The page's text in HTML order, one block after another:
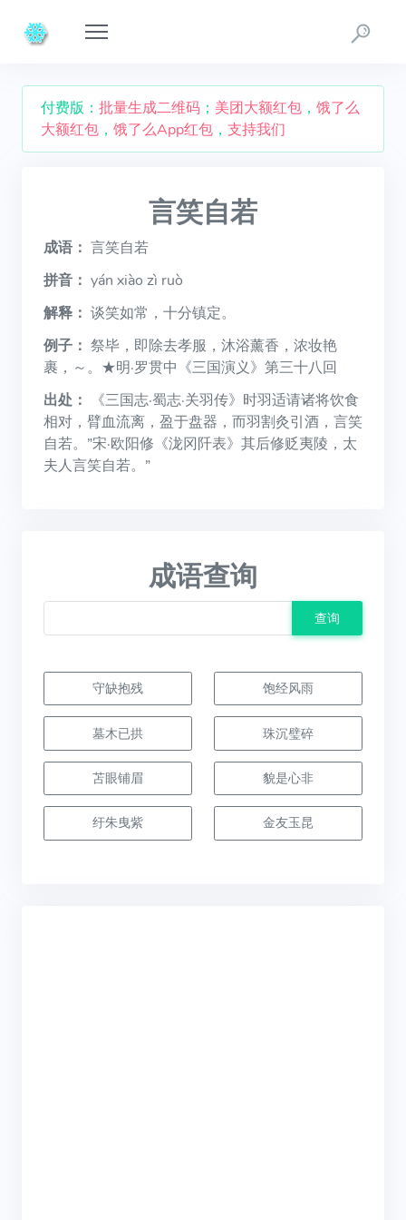
付费版： 批量生成二维码 ； 美团大额红包 ， 饿了么
大额红包 ， 饿了么App红包 ， 支持我们
言笑自若
成语： 言笑自若
拼音： yán xiào zì ruò
解释： 谈笑如常，十分镇定。
例子： 祭毕，即除去孝服，沐浴薰香，浓妆艳
裹，～。★明·罗贯中《三国演义》第三十八回
出处：
《三国志·蜀志·关羽传》时羽适请诸将饮食
相对，臂血流离，盈于盘器，而羽割灸引酒，言笑
自若。”宋·欧阳修《泷冈阡表》其后修贬夷陵，太
夫人言笑自若。”
成语查询
查询
守缺抱残 饱经风雨
墓木已拱 珠沉璧碎
苫眼铺眉 貌是心非
纡朱曳紫 金友玉昆